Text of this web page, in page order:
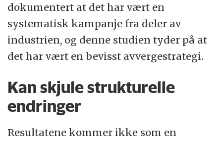
dokumentert at det har vært en
systematisk kampanje fra deler av
industrien, og denne studien tyder på at
det har vært en bevisst avvergestrategi.
Kan skjule strukturelle
endringer
Resultatene kommer ikke som en